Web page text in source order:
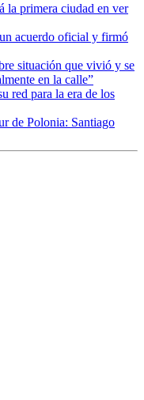
la primera ciudad en ver
acuerdo oficial y firmó
situación que vivió y se
en la calle”
red para la era de los
de Polonia: Santiago